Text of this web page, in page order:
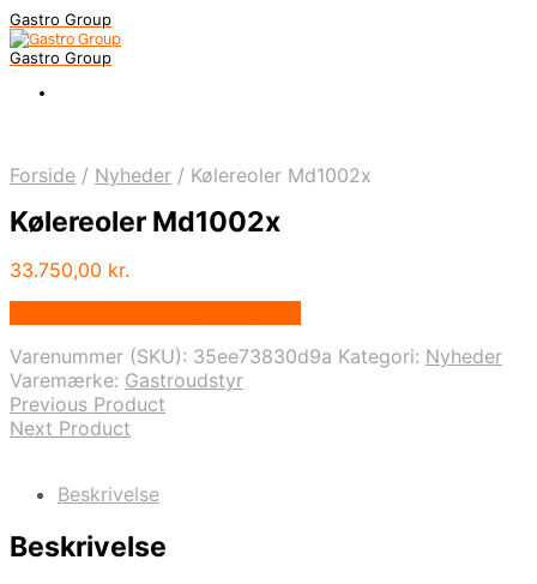
Gastro Group
Gastro Group
Forside / Nyheder / Kølereoler Md1002x
Kølereoler Md1002x
33.750,00 kr.
Varenummer (SKU): 35ee73830d9a Kategori: Nyheder
Varemærke: Gastroudstyr
Previous Product
Next Product
Beskrivelse
Beskrivelse